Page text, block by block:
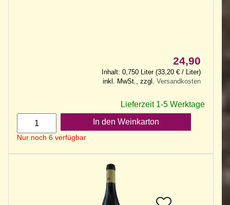
24,90
Inhalt: 0,750 Liter (33,20 € / Liter)
inkl. MwSt., zzgl.Versandkosten
Lieferzeit 1-5 Werktage
In den Weinkarton
Nur noch 6 verfügbar